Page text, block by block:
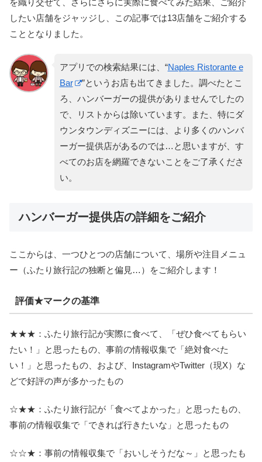
したい店舗をジャッジし、この記事では13店舗をご紹介する
こととなりました。
アプリでの検索結果には、“Naples Ristorante e
Bar
”というお店も出てきました。調べたとこ
ろ、ハンバーガーの提供がありませんでしたの
で、リストからは除いています。また、特にダ
ウンタウンディズニーには、より多くのハンバ
ーガー提供店があるのでは…と思いますが、す
べてのお店を網羅できないことをご了承くださ
い。
ハンバーガー提供店の詳細をご紹介
ここからは、一つひとつの店舗について、場所や注目メニュ
ー（ふたり旅行記の独断と偏見…）をご紹介します！
評価★マークの基準
★★★：ふたり旅行記が実際に食べて、「ぜひ食べてもらい
たい！」と思ったもの、事前の情報収集で「絶対食べた
い！」と思ったもの、および、InstagramやTwitter（現X）な
どで好評の声が多かったもの
☆★★：ふたり旅行記が「食べてよかった」と思ったもの、
事前の情報収集で「できれば行きたいな」と思ったもの
☆☆★：事前の情報収集で「おいしそうだな～」と思ったも